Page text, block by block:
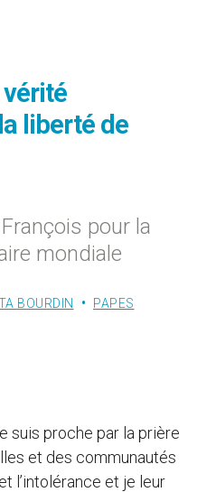
vérité
liberté de
pour la
mondiale
BOURDIN PAPES
suis proche par la prière
et des communautés
l’intolérance et je leur